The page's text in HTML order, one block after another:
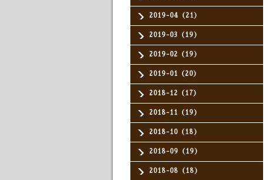
2019-04（21）
2019-03（19）
2019-02（19）
2019-01（20）
2018-12（17）
2018-11（19）
2018-10（18）
2018-09（19）
2018-08（18）